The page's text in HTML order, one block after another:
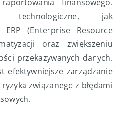
finansowego.
technologiczne, jak
(Enterprise Resource
oraz zwiększeniu
przekazywanych danych.
efektywniejsze zarządzanie
związanego z błędami